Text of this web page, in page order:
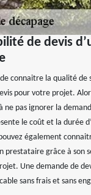
de devis
connaitre la qualité de
pour votre projet.
ne pas ignorer la
le coût et la durée
également
prestataire grâce à son
Une demande de
sans frais et sans